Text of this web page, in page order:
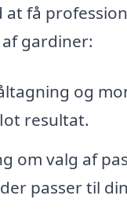
at få
gardiner:
og
resultat.
om valg af
passer til